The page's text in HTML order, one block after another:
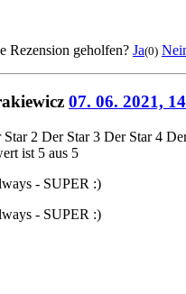
Rezension geholfen? Ja(0)
07. 06. 2021,
Star 2 Der Star 3 Der Star 4
ist 5 aus 5
- SUPER :)
- SUPER :)